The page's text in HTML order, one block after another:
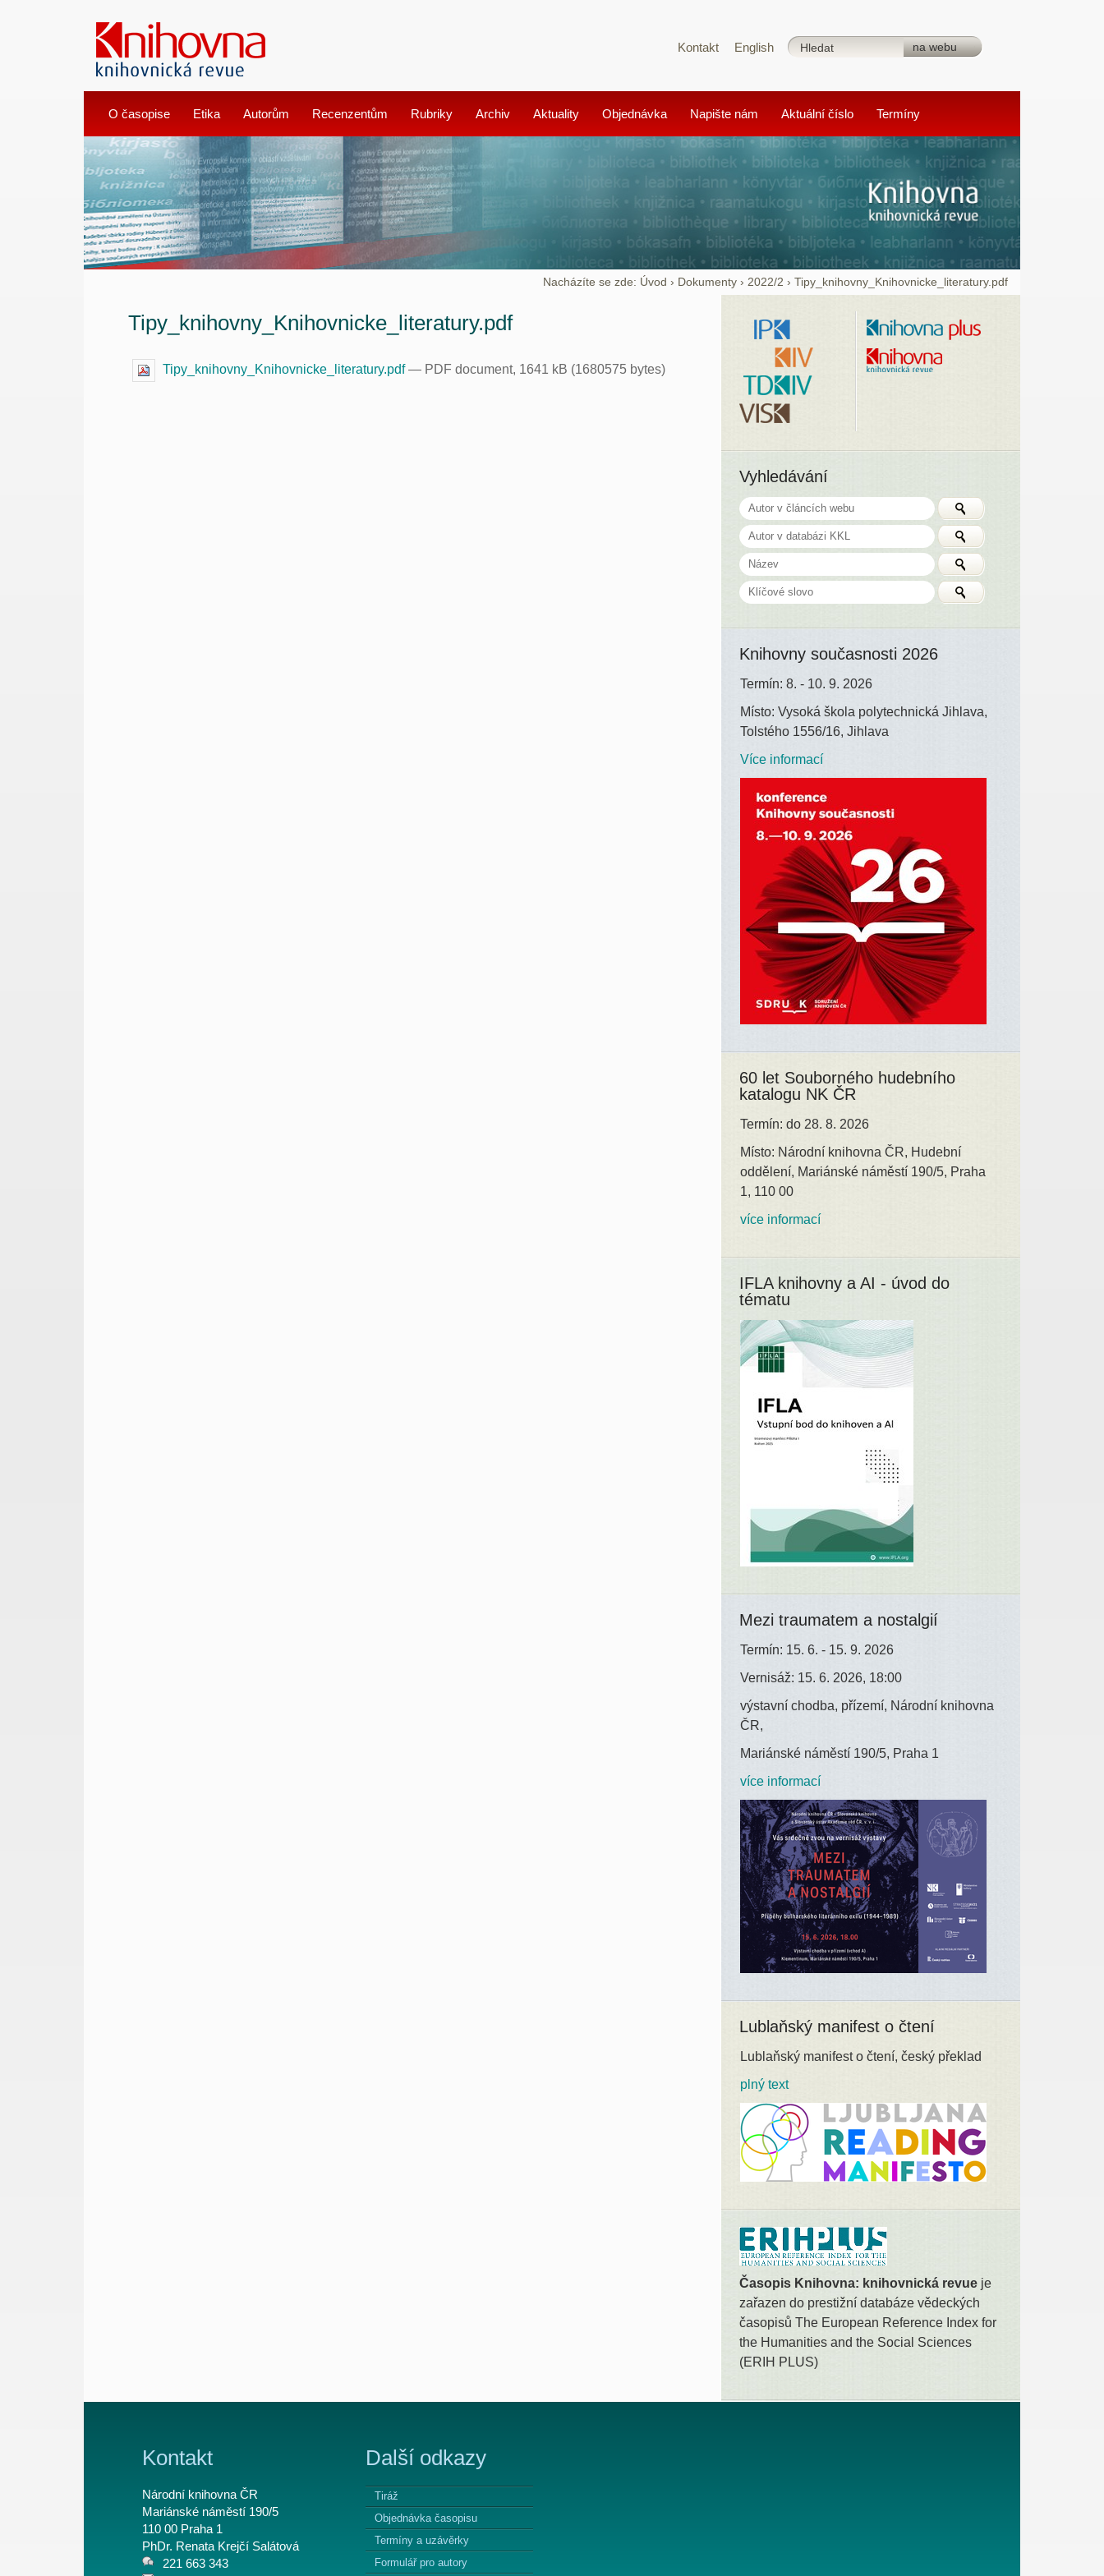
Kontakt English
O časopise Etika Autorům Recenzentům Rubriky Archiv Aktuality Objednávka Napište nám Aktuální číslo Termíny
Nacházíte se zde: Úvod › Dokumenty › 2022/2 ›Tipy_knihovny_Knihovnicke_literatury.pdf
Tipy_knihovny_Knihovnicke_literatury.pdf
Tipy_knihovny_Knihovnicke_literatury.pdf— PDF document, 1641 kB (1680575 bytes)
Vyhledávání
Knihovny současnosti 2026
Termín: 8. - 10. 9. 2026
Místo: Vysoká škola polytechnická Jihlava,
Tolstého 1556/16, Jihlava
Více informací
60 let Souborného hudebního
katalogu NK ČR
Termín: do 28. 8. 2026
Místo: Národní knihovna ČR, Hudební
oddělení, Mariánské náměstí 190/5, Praha
1, 110 00
více informací
IFLA knihovny a AI - úvod do
tématu
Mezi traumatem a nostalgií
Termín: 15. 6. - 15. 9. 2026
Vernisáž: 15. 6. 2026, 18:00
výstavní chodba, přízemí, Národní knihovna
ČR,
Mariánské náměstí 190/5, Praha 1
více informací
Lublaňský manifest o čtení
Lublaňský manifest o čtení, český překlad
plný text
Časopis Knihovna: knihovnická revue je
zařazen do prestižní databáze vědeckých
časopisů The European Reference Index for
the Humanities and the Social Sciences
(ERIH PLUS)
Kontakt
Národní knihovna ČR
Mariánské náměstí 190/5
110 00 Praha 1
PhDr. Renata Krejčí Salátová
221 663 343
Další odkazy
Tiráž
Objednávka časopisu
Termíny a uzávěrky
Formulář pro autory